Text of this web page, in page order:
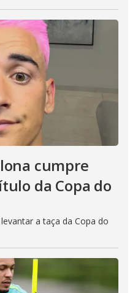
cumpre
da Copa do
a taça da Copa do